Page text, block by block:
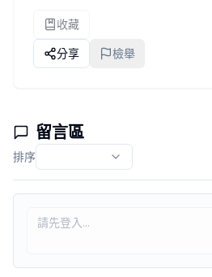
LLM 不用每次都自己硬算結構，skill
3. 外部服務整合類
查詢天氣、時間、匯率這類即時資
跟常見 SaaS 做最小整合（只做
你會發現它們刻意避免「全功能整
4. 系統工具類
取得系統資訊（OS、CPU、記憶
收藏
分享 檢舉
留言區
排序